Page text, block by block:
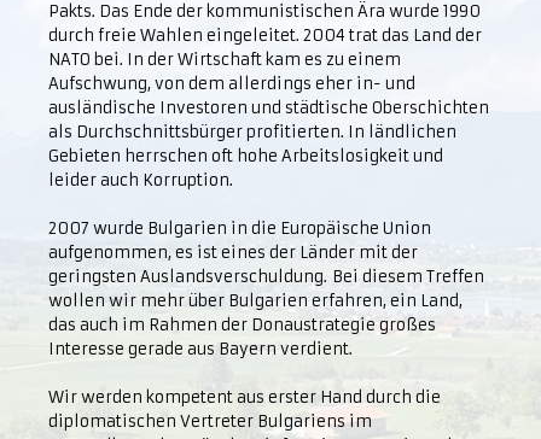
Pakts. Das Ende der kommunistischen Ära wurde 1990
durch freie Wahlen eingeleitet. 2004 trat das Land der
NATO bei. In der Wirtschaft kam es zu einem
Aufschwung, von dem allerdings eher in- und
ausländische Investoren und städtische Oberschichten
als Durchschnittsbürger profitierten. In ländlichen
Gebieten herrschen oft hohe Arbeitslosigkeit und
leider auch Korruption.
2007 wurde Bulgarien in die Europäische Union
aufgenommen, es ist eines der Länder mit der
geringsten Auslandsverschuldung. Bei diesem Treffen
wollen wir mehr über Bulgarien erfahren, ein Land,
das auch im Rahmen der Donaustrategie großes
Interesse gerade aus Bayern verdient.
Wir werden kompetent aus erster Hand durch die
diplomatischen Vertreter Bulgariens im